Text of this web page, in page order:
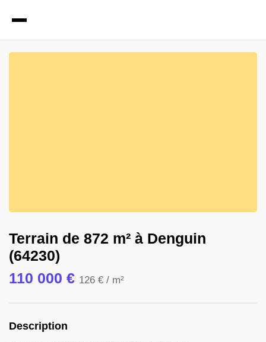
Terrain de 872 m² à Denguin
(64230)
110 000 € 126 € / m²
Description